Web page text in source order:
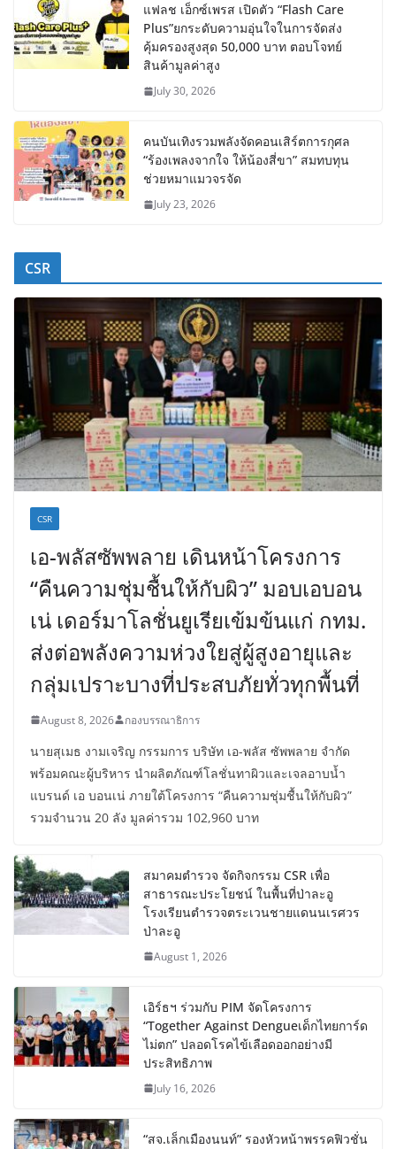
แฟลช เอ็กซ์เพรส เปิดตัว “Flash Care
Plus”ยกระดับความอุ่นใจในการจัดส่ง
คุ้มครองสูงสุด 50,000 บาท ตอบโจทย์
สินค้ามูลค่าสูง
July 30, 2026
คนบันเทิงรวมพลังจัดคอนเสิร์ตการกุศล
“ร้องเพลงจากใจ ให้น้องสี่ขา” สมทบทุน
ช่วยหมาแมวจรจัด
July 23, 2026
CSR
CSR
เอ-พลัสซัพพลาย เดินหน้าโครงการ
“คืนความชุ่มชื้นให้กับผิว” มอบเอบอน
เน่ เดอร์มาโลชั่นยูเรียเข้มข้นแก่ กทม.
ส่งต่อพลังความห่วงใยสู่ผู้สูงอายุและ
กลุ่มเปราะบางที่ประสบภัยทั่วทุกพื้นที่
August 8, 2026 กองบรรณาธิการ
นายสุเมธ งามเจริญ กรรมการ บริษัท เอ-พลัส ซัพพลาย จำกัด
พร้อมคณะผู้บริหาร นำผลิตภัณฑ์โลชั่นทาผิวและเจลอาบน้ำ
แบรนด์ เอ บอนเน่ ภายใต้โครงการ “คืนความชุ่มชื้นให้กับผิว”
รวมจำนวน 20 ลัง มูลค่ารวม 102,960 บาท
สมาคมตำรวจ จัดกิจกรรม CSR เพื่อ
สาธารณะประโยชน์ ในพื้นที่ป่าละอู
โรงเรียนตำรวจตระเวนชายแดนนเรศวร
ป่าละอู
August 1, 2026
เอิร์ธฯ ร่วมกับ PIM จัดโครงการ
“Together Against Dengueเด็กไทยการ์ด
ไม่ตก” ปลอดโรคไข้เลือดออกอย่างมี
ประสิทธิภาพ
July 16, 2026
“สจ.เล็กเมืองนนท์” รองหัวหน้าพรรคฟิวชั่น